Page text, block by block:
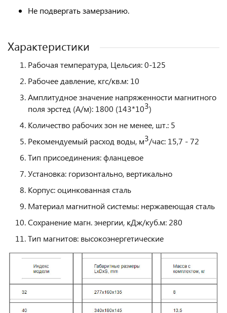
Не подвергать замерзанию.
Характеристики
Рабочая температура, Цельсия: 0-125
Рабочее давление, кгс/кв.м: 10
Амплитудное значение напряженности магнитного
поля эрстед (А/м): 1800 (143*103)
Количество рабочих зон не менее, шт.: 5
Рекомендуемый расход воды, м3/час: 15,7 - 72
Тип присоединения: фланцевое
Установка: горизонтально, вертикально
Корпус: оцинкованная сталь
Материал магнитной системы: нержавеющая сталь
Сохранение магн. энергии, кДж/куб.м: 280
Тип магнитов: высокоэнергетические